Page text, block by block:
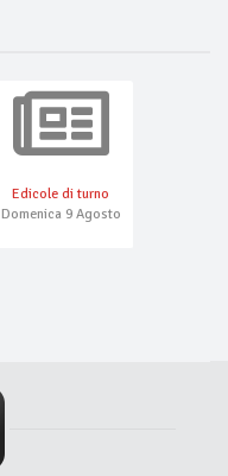
Edicole di turno
Domenica 9 Agosto